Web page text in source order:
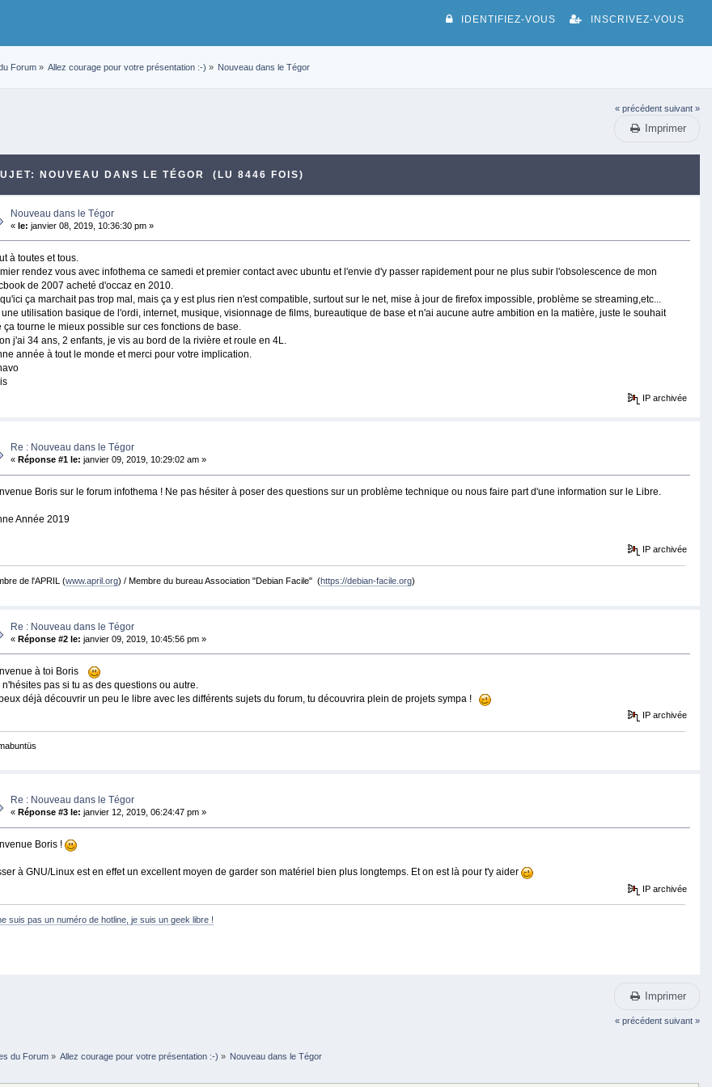
IDENTIFIEZ-VOUS INSCRIVEZ-VOUS
Forum» Allez courage pour votre présentation :-) » Nouveau dans le Tégor
« précédent suivant »
Imprimer
NOUVEAU DANS LE TÉGOR (LU 8446 FOIS)
Nouveau dans le Tégor
« le: janvier 08, 2019, 10:36:30 pm »
à toutes et tous.
rendez vous avec infothema ce samedi et premier contact avec ubuntu et l'envie d'y passer rapidement pour ne plus subir l'obsolescence de mon
de 2007 acheté d'occaz en 2010.
ça marchait pas trop mal, mais ça y est plus rien n'est compatible, surtout sur le net, mise à jour de firefox impossible, problème se streaming,etc...
une utilisation basique de l'ordi, internet, musique, visionnage de films, bureautique de base et n'ai aucune autre ambition en la matière, juste le souhait
ça tourne le mieux possible sur ces fonctions de base.
j'ai 34 ans, 2 enfants, je vis au bord de la rivière et roule en 4L.
année à tout le monde et merci pour votre implication.
IP archivée
Re : Nouveau dans le Tégor
« Réponse #1 le: janvier 09, 2019, 10:29:02 am »
Boris sur le forum infothema ! Ne pas hésiter à poser des questions sur un problème technique ou nous faire part d'une information sur le Libre.
Année 2019
IP archivée
de l'APRIL (www.april.org) / Membre du bureau Association "Debian Facile" (https://debian-facile.org)
Re : Nouveau dans le Tégor
« Réponse #2 le: janvier 09, 2019, 10:45:56 pm »
à toi Boris
n'hésites pas si tu as des questions ou autre.
déjà découvrir un peu le libre avec les différents sujets du forum, tu découvrira plein de projets sympa !
IP archivée
Re : Nouveau dans le Tégor
« Réponse #3 le: janvier 12, 2019, 06:24:47 pm »
Boris !
à GNU/Linux est en effet un excellent moyen de garder son matériel bien plus longtemps. Et on est là pour t'y aider
IP archivée
suis pas un numéro de hotline, je suis un geek libre !
Imprimer
« précédent suivant »
du Forum» Allez courage pour votre présentation :-) » Nouveau dans le Tégor